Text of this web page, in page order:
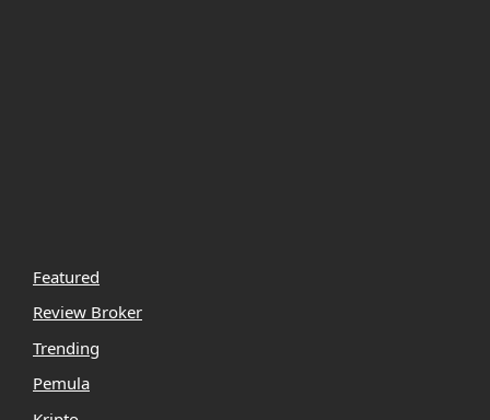
Featured
Review Broker
Trending
Pemula